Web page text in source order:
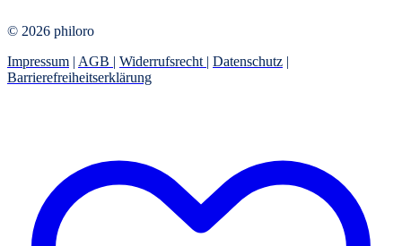
© 2026 philoro
Impressum | AGB | Widerrufsrecht | Datenschutz |
Barrierefreiheitserklärung